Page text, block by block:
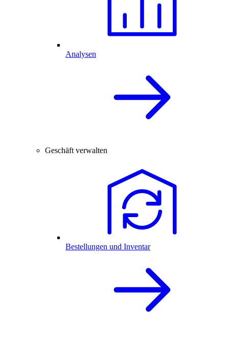
Analysen
Geschäft verwalten
Bestellungen und Inventar